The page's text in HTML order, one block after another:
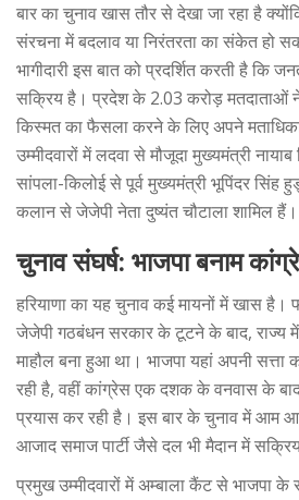
बार का चुनाव खास तौर से देखा जा रहा है
संरचना में बदलाव या निरंतरता का संकेत हो
भागीदारी इस बात को प्रदर्शित करती है कि
सक्रिय है। प्रदेश के 2.03 करोड़ मतदाताओं ने
किस्मत का फैसला करने के लिए अपने
उम्मीदवारों में लदवा से मौजूदा मुख्यमंत्री
सांपला-किलोई से पूर्व मुख्यमंत्री भूपिंदर सिंह
कलान से जेजेपी नेता दुष्यंत चौटाला शामिल हैं।
चुनाव संघर्ष: भाजपा बनाम
हरियाणा का यह चुनाव कई मायनों में खास है।
जेजेपी गठबंधन सरकार के टूटने के बाद, राज्य
माहौल बना हुआ था। भाजपा यहां अपनी
रही है, वहीं कांग्रेस एक दशक के वनवास के
प्रयास कर रही है। इस बार के चुनाव में आम
आजाद समाज पार्टी जैसे दल भी मैदान में
प्रमुख उम्मीदवारों में अम्बाला कैंट से भाजपा के